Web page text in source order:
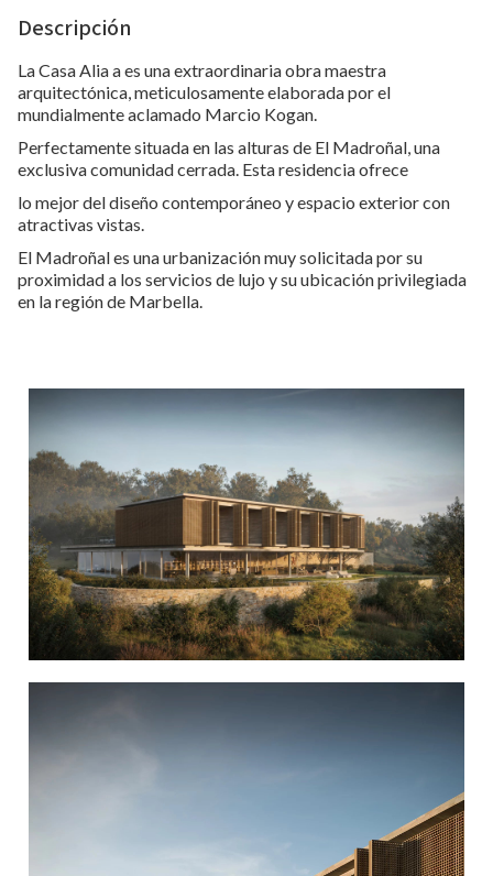
Descripción
La Casa Alia a es una extraordinaria obra maestra
arquitectónica, meticulosamente elaborada por el
mundialmente aclamado Marcio Kogan.
Perfectamente situada en las alturas de El Madroñal, una
exclusiva comunidad cerrada. Esta residencia ofrece
lo mejor del diseño contemporáneo y espacio exterior con
atractivas vistas.
El Madroñal es una urbanización muy solicitada por su
proximidad a los servicios de lujo y su ubicación privilegiada
en la región de Marbella.